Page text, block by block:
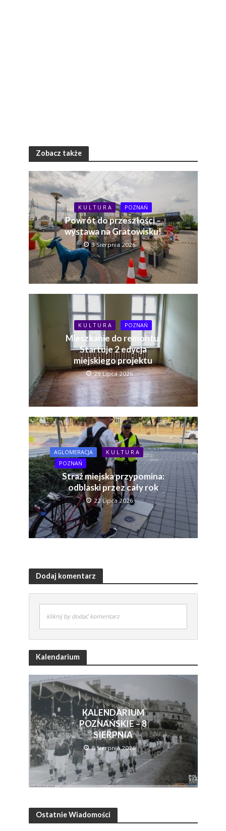
Zobacz także
K U L T U R A POZNAŃ
Powrót do przeszłości –
wystawa na Gratowisku!
3 Sierpnia 2026
K U L T U R A POZNAŃ
Mieszkanie do remontu.
Startuje 2 edycja
miejskiego projektu
29 Lipca 2026
AGLOMERACJA
K U L T U R A
POZNAŃ
Straż miejska przypomina:
odblaski przez cały rok
22 Lipca 2026
Dodaj komentarz
kliknij by dodać komentarz
Kalendarium
KALENDARIUM
POZNAŃSKIE – 8
SIERPNIA
8 Sierpnia 2026
Ostatnie Wiadomości